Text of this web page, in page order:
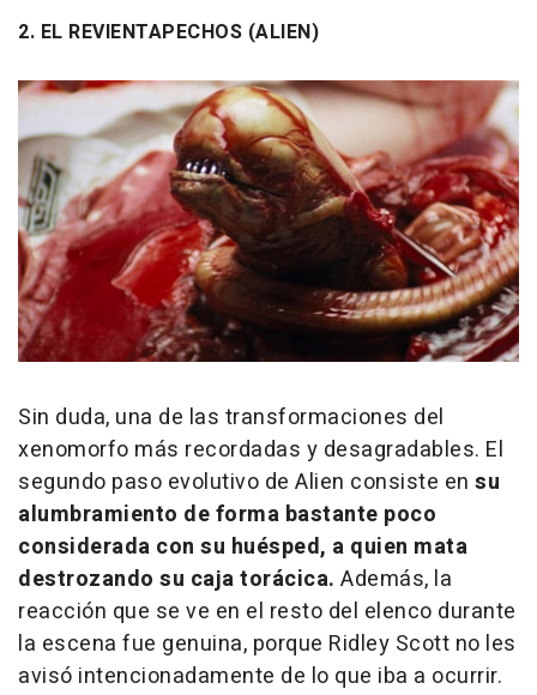
2. EL REVIENTAPECHOS (ALIEN)
Sin duda, una de las transformaciones del
xenomorfo más recordadas y desagradables. El
segundo paso evolutivo de Alien consiste en su
alumbramiento de forma bastante poco
considerada con su huésped, a quien mata
destrozando su caja torácica. Además, la
reacción que se ve en el resto del elenco durante
la escena fue genuina, porque Ridley Scott no les
avisó intencionadamente de lo que iba a ocurrir.